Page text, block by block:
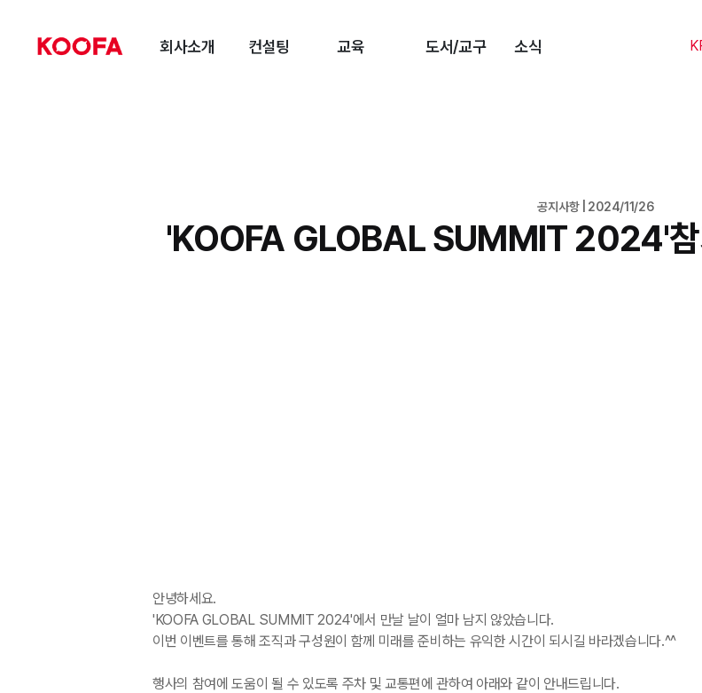
회사소개 컨설팅 교육 도서/교구 소식
공지사항 | 2024/11/26
'KOOFA GLOBAL SUMMIT 2024'참
안녕하세요.
'KOOFA GLOBAL SUMMIT 2024'에서 만날 날이 얼마 남지 않았습니다.
이번 이벤트를 통해 조직과 구성원이 함께 미래를 준비하는 유익한 시간이 되시길 바라겠습니다.^^
행사의 참여에 도움이 될 수 있도록 주차 및 교통편에 관하여 아래와 같이 안내드립니다.